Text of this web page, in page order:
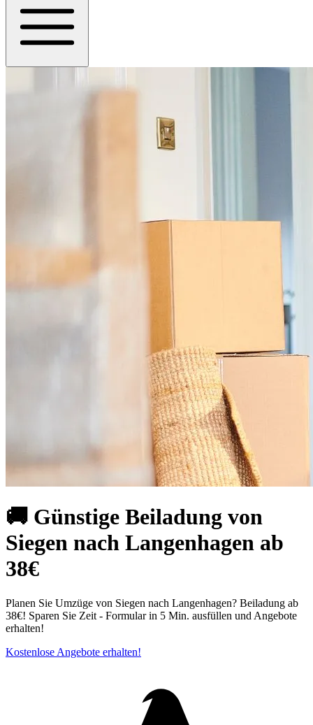
🚚 Günstige Beiladung von
Siegen nach Langenhagen ab
38€
Planen Sie Umzüge von Siegen nach Langenhagen? Beiladung ab
38€! Sparen Sie Zeit - Formular in 5 Min. ausfüllen und Angebote
erhalten!
Kostenlose Angebote erhalten!